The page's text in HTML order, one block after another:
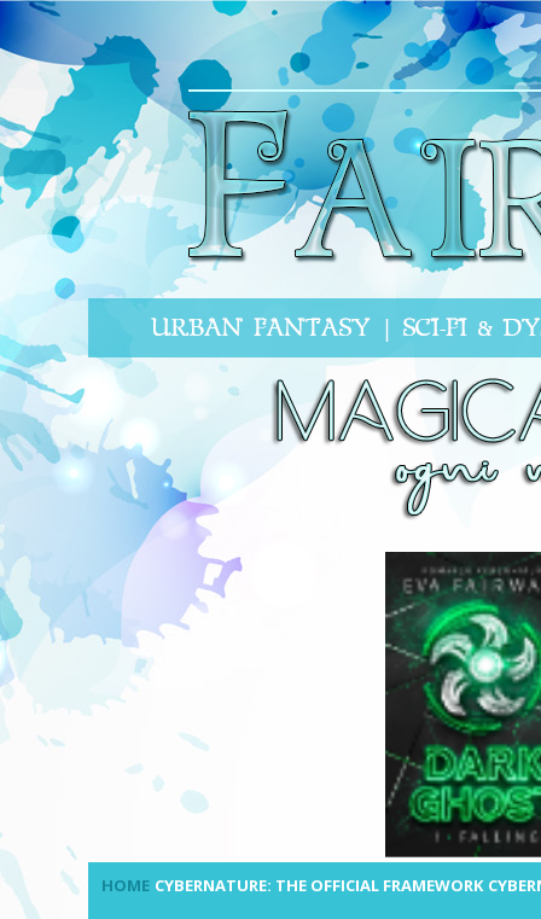
HOME CYBERNATURE: THE OFFICIAL FRAMEWORK